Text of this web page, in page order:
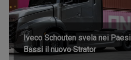
Iveco Schouten svela nei Paesi
Bassi il nuovo Strator